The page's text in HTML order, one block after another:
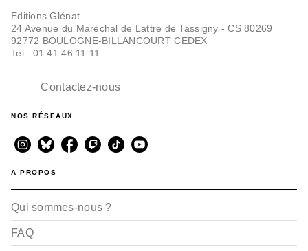
Editions Glénat
24 Avenue du Maréchal de Lattre de Tassigny - CS 80269
92772 BOULOGNE-BILLANCOURT CEDEX
Tel : 01.41.46.11.11
Contactez-nous
NOS RÉSEAUX
A PROPOS
Qui sommes-nous ?
FAQ